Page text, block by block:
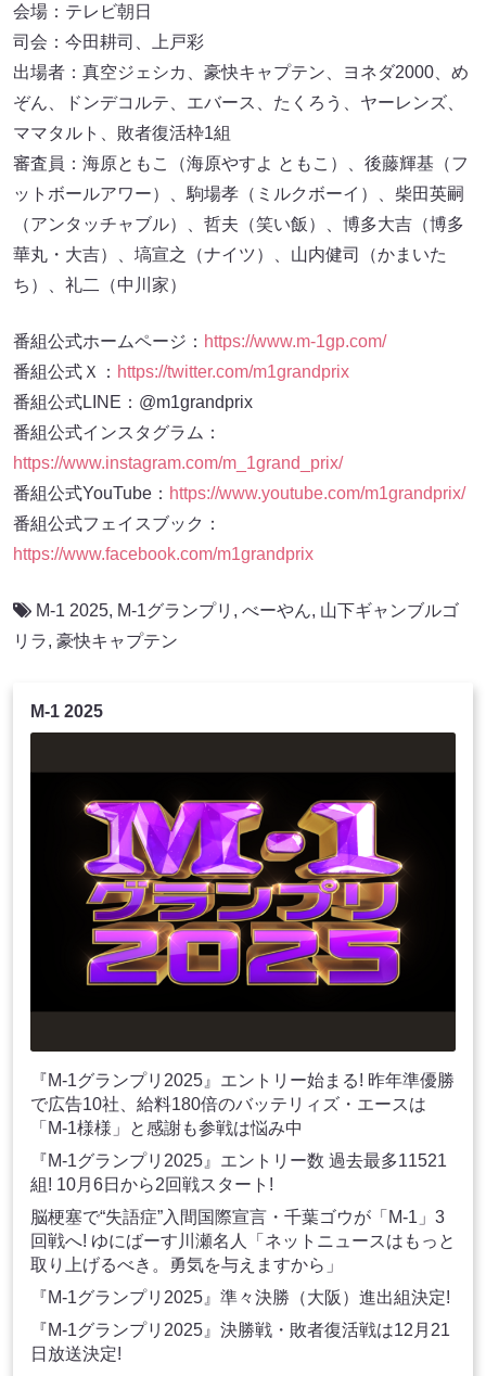
会場：テレビ朝日
司会：今田耕司、上戸彩
出場者：真空ジェシカ、豪快キャプテン、ヨネダ2000、め
ぞん、ドンデコルテ、エバース、たくろう、ヤーレンズ、
ママタルト、敗者復活枠1組
審査員：海原ともこ（海原やすよ ともこ）、後藤輝基（フ
ットボールアワー）、駒場孝（ミルクボーイ）、柴田英嗣
（アンタッチャブル）、哲夫（笑い飯）、博多大吉（博多
華丸・大吉）、塙宣之（ナイツ）、山内健司（かまいた
ち）、礼二（中川家）
番組公式ホームページ： https://www.m-1gp.com/
番組公式Ｘ： https://twitter.com/m1grandprix
番組公式LINE：@m1grandprix
番組公式インスタグラム：
https://www.instagram.com/m_1grand_prix/
番組公式YouTube： https://www.youtube.com/m1grandprix/
番組公式フェイスブック：
https://www.facebook.com/m1grandprix
M-1 2025, M-1グランプリ , べーやん, 山下ギャンブルゴ
リラ, 豪快キャプテン
M-1 2025
『M-1グランプリ2025』エントリー始まる! 昨年準優勝
で広告10社、給料180倍のバッテリィズ・エースは
「M-1様様」と感謝も参戦は悩み中
『M-1グランプリ2025』エントリー数 過去最多11521
組! 10月6日から2回戦スタート!
脳梗塞で“失語症”入間国際宣言・千葉ゴウが「M-1」3
回戦へ! ゆにばーす川瀬名人「ネットニュースはもっと
取り上げるべき。勇気を与えますから」
『M-1グランプリ2025』準々決勝（大阪）進出組決定!
『M-1グランプリ2025』決勝戦・敗者復活戦は12月21
日放送決定!